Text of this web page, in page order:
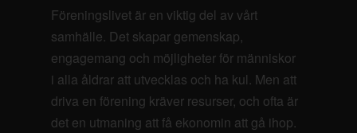
Föreningslivet är en viktig del av vårt
samhälle. Det skapar gemenskap,
engagemang och möjligheter för människor
i alla åldrar att utvecklas och ha kul. Men att
driva en förening kräver resurser, och ofta är
det en utmaning att få ekonomin att gå ihop.